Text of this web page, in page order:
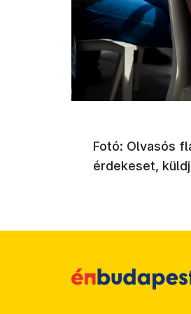
Fotó: Olvasós
érdekeset,